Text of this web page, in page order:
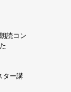
読コン
ター講